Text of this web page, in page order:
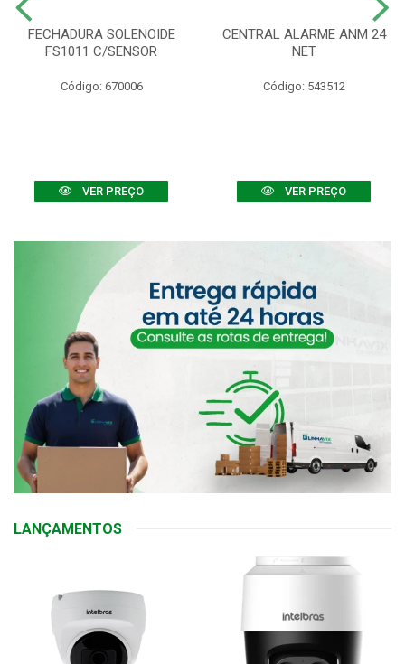
FECHADURA SOLENOIDE
FS1011 C/SENSOR
Código: 670006
VER PREÇO
CENTRAL ALARME ANM 24
NET
Código: 543512
VER PREÇO
LANÇAMENTOS